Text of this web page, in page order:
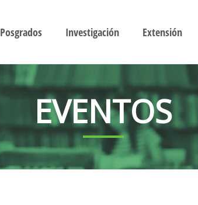
Posgrados Investigación Extensión
EVENTOS